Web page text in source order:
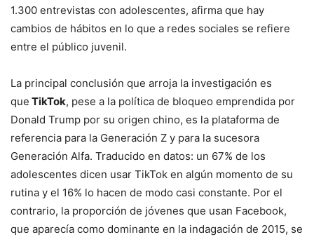
1.300 entrevistas con adolescentes, afirma que hay
cambios de hábitos en lo que a redes sociales se refiere
entre el público juvenil.
La principal conclusión que arroja la investigación es
que TikTok, pese a la política de bloqueo emprendida por
Donald Trump por su origen chino, es la plataforma de
referencia para la Generación Z y para la sucesora
Generación Alfa. Traducido en datos: un 67% de los
adolescentes dicen usar TikTok en algún momento de su
rutina y el 16% lo hacen de modo casi constante. Por el
contrario, la proporción de jóvenes que usan Facebook,
que aparecía como dominante en la indagación de 2015, se